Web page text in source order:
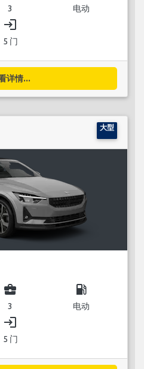
3 电动
login
5 门
详情...
大型
business_center
3
local_gas_station
电动
login
5 门